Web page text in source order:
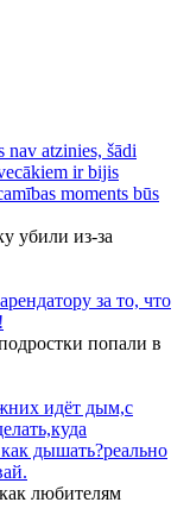
nav atzinies, šādi
ir bijis
moments būs
убили из-за
за то, что
попали в
идёт дым,с
дышать?реально
любителям